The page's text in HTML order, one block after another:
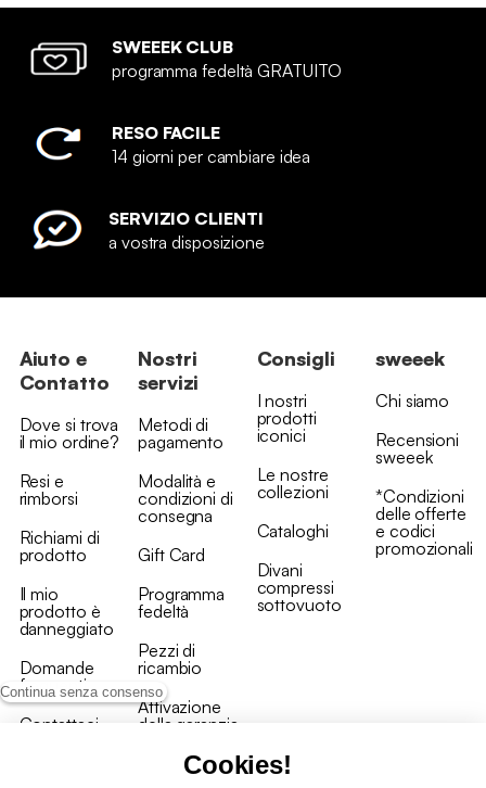
Continua senza consenso
Cookies!
SWEEEK CLUB
programma fedeltà GRATUITO
RESO FACILE
14 giorni per cambiare idea
SERVIZIO CLIENTI
a vostra disposizione
Aiuto e
Contatto
Dove si trova
il mio ordine?
Resi e
rimborsi
Richiami di
prodotto
Il mio
prodotto è
danneggiato
Domande
frequenti
Contattaci
Nostri
servizi
Metodi di
pagamento
Modalità e
condizioni di
consegna
Gift Card
Programma
fedeltà
Pezzi di
ricambio
Attivazione
della garanzia
Consigli
I nostri
prodotti
iconici
Le nostre
collezioni
Cataloghi
Divani
compressi
sottovuoto
sweeek
Chi siamo
Recensioni
sweeek
*Condizioni
delle offerte
e codici
promozionali